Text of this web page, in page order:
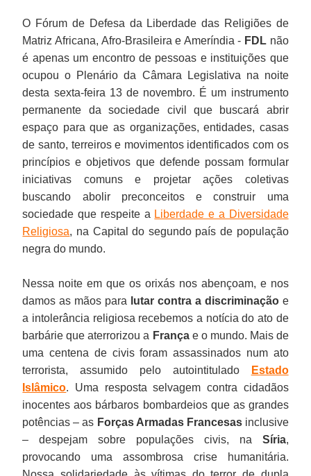
O Fórum de Defesa da Liberdade das Religiões de
Matriz Africana, Afro-Brasileira e Ameríndia - FDL não
é apenas um encontro de pessoas e instituições que
ocupou o Plenário da Câmara Legislativa na noite
desta sexta-feira 13 de novembro. É um instrumento
permanente da sociedade civil que buscará abrir
espaço para que as organizações, entidades, casas
de santo, terreiros e movimentos identificados com os
princípios e objetivos que defende possam formular
iniciativas comuns e projetar ações coletivas
buscando abolir preconceitos e construir uma
sociedade que respeite a Liberdade e a Diversidade
Religiosa, na Capital do segundo país de população
negra do mundo.
Nessa noite em que os orixás nos abençoam, e nos
damos as mãos para
lutar contra a discriminaçãoe
a intolerância religiosa recebemos a notícia do ato de
barbárie que aterrorizou a Françae o mundo. Mais de
uma centena de civis foram assassinados num ato
terrorista, assumido pelo autointitulado
Estado
Islâmico. Uma resposta selvagem contra cidadãos
inocentes aos bárbaros bombardeios que as grandes
potências – as Forças Armadas Francesasinclusive
– despejam sobre populações civis, na Síria,
provocando uma assombrosa crise humanitária.